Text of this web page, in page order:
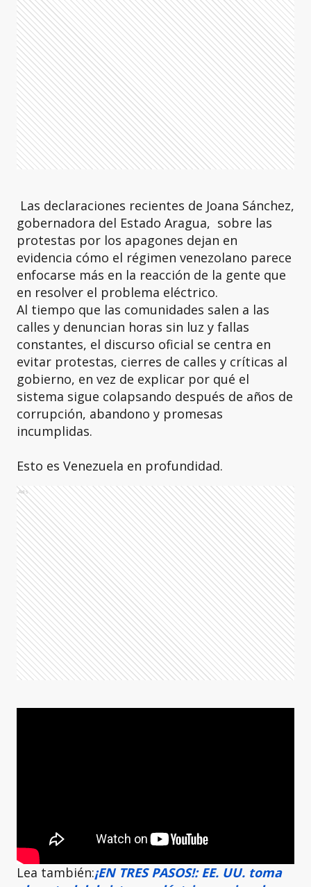
Las declaraciones recientes de Joana Sánchez,
gobernadora del Estado Aragua, sobre las
protestas por los apagones dejan en
evidencia cómo el régimen venezolano parece
enfocarse más en la reacción de la gente que
en resolver el problema eléctrico.
Al tiempo que las comunidades salen a las
calles y denuncian horas sin luz y fallas
constantes, el discurso oficial se centra en
evitar protestas, cierres de calles y críticas al
gobierno, en vez de explicar por qué el
sistema sigue colapsando después de años de
corrupción, abandono y promesas
incumplidas.
Esto es Venezuela en profundidad.
Ads
Lea también:¡EN TRES PASOS!: EE. UU. toma